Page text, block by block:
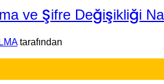
ve Şifre Değişikliği
tarafından